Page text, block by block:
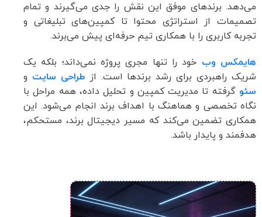
می‌دهد. برندهای موفق این نقش را جدی می‌گیرند و تمام
تصمیمات از استراتژی محتوا تا کمپین‌های تبلیغاتی و
تجربه کاربری را با همکاری تیم حرفه‌ای پیش می‌برند.
هایمکس وب خود را تنها مجری پروژه نمی‌داند؛ بلکه یک
شریک راهبردی برای رشد برندها است. از طراحی سایت و
سئو گرفته تا مدیریت کمپین و تحلیل داده، همه مراحل با
نگاه تخصصی و هماهنگ با اهداف برند انجام می‌شود. این
همکاری تضمین می‌کند که مسیر دیجیتال برند، مستحکم،
هدفمند و پایدار باشد.